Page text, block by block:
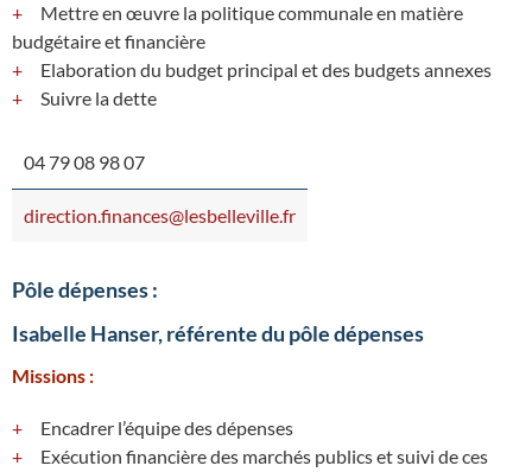
Mettre en œuvre la politique communale en matière
budgétaire et financière
Elaboration du budget principal et des budgets annexes
Suivre la dette
04 79 08 98 07
direction.finances@lesbelleville.fr
Pôle dépenses :
Isabelle Hanser, référente du pôle dépenses
Missions :
Encadrer l’équipe des dépenses
Exécution financière des marchés publics et suivi de ces